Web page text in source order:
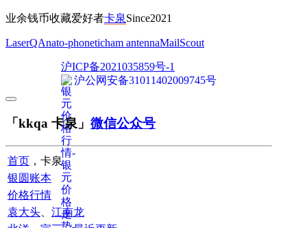
业余钱币收藏爱好者卡泉Since2021
LaserQAnato-phoneticham antennaMailScout
沪ICP备2021035859号-1
沪公网安备31011402009745号
「kkqa 卡泉」 微信公众号
首页 ，卡泉
银圆账本
价格行情
袁大头
江南龙